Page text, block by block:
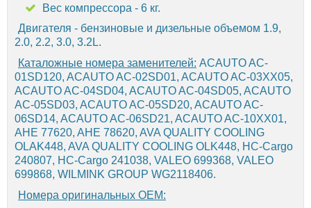
Вес компрессора - 6 кг.
Двигателя - бензиновые и дизельные объемом 1.9,
2.0, 2.2, 3.0, 3.2L.
Каталожные номера заменителей: ACAUTO AC-
01SD120, ACAUTO AC-02SD01, ACAUTO AC-03XX05,
ACAUTO AC-04SD04, ACAUTO AC-04SD05, ACAUTO
AC-05SD03, ACAUTO AC-05SD20, ACAUTO AC-
06SD14, ACAUTO AC-06SD21, ACAUTO AC-10XX01,
AHE 77620, AHE 78620, AVA QUALITY COOLING
OLAK448, AVA QUALITY COOLING OLK448, HC-Cargo
240807, HC-Cargo 241038, VALEO 699368, VALEO
699868, WILMINK GROUP WG2118406.
Номера оригинальных OEM: